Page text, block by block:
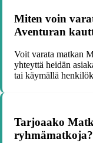
Miten voin
Aventuran
Voit varata matkan
yhteyttä heidän
tai käymällä
Tarjoaako
ryhmämatkoja?